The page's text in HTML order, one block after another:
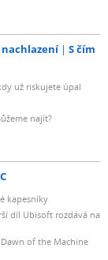
S čím
už riskujete úpal
najít?
kapesníky
díl Ubisoft rozdává na
of the Machine